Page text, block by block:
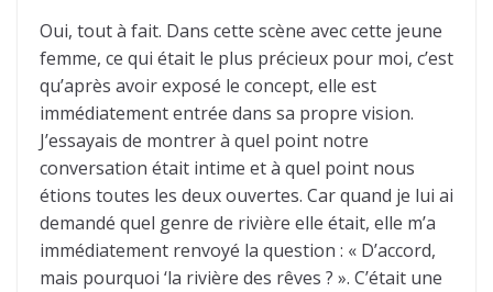
Oui, tout à fait. Dans cette scène avec cette jeune
femme, ce qui était le plus précieux pour moi, c’est
qu’après avoir exposé le concept, elle est
immédiatement entrée dans sa propre vision.
J’essayais de montrer à quel point notre
conversation était intime et à quel point nous
étions toutes les deux ouvertes. Car quand je lui ai
demandé quel genre de rivière elle était, elle m’a
immédiatement renvoyé la question : « D’accord,
mais pourquoi ‘la rivière des rêves ? ». C’était une